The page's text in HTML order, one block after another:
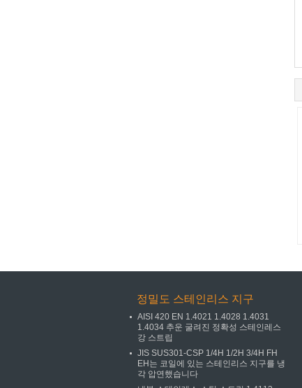
정밀도 스테인리스 지구
AISI 420 EN 1.4021 1.4028 1.4031
1.4034 추운 굴려진 정확성 스테인레스
강 스트립
JIS SUS301-CSP 1/4H 1/2H 3/4H FH
EH는 코일에 있는 스테인리스 지구를 냉
각 압연했습니다